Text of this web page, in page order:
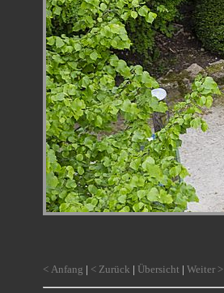
< Anfang | < Zurück | Übersicht |Weiter >